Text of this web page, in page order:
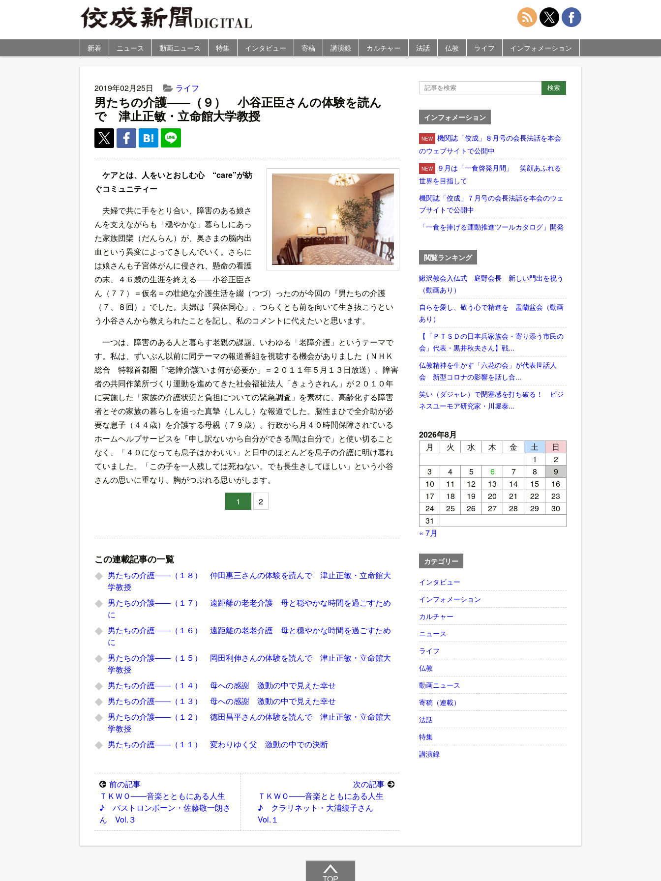
新着 ニュース 動画ニュース 特集 インタビュー 寄稿 講演録 カルチャー 法話 仏教 ライフ インフォメーション
2019年02月25日 ライフ
男たちの介護――（９） 小谷正臣さんの体験を読ん
で 津止正敏・立命館大学教授
ケアとは、人をいとおしむ心 “care”が紡
ぐコミュニティー
夫婦で共に手をとり合い、障害のある娘さ
んを支えながらも「穏やかな」暮らしにあっ
た家族団欒（だんらん）が、奥さまの脳内出
血という異変によってきしんでいく。さらに
は娘さんも子宮体がんに侵され、懸命の看護
の末、４６歳の生涯を終える――小谷正臣さ
ん（７７）＝仮名＝の壮絶な介護生活を綴（つづ）ったのが今回の『男たちの介護
（７、８回）』でした。夫婦は「異体同心」、つらくとも前を向いて生き抜こうとい
う小谷さんから教えられたことを記し、私のコメントに代えたいと思います。
一つは、障害のある人と暮らす老親の課題、いわゆる「老障介護」というテーマで
す。私は、ずいぶん以前に同テーマの報道番組を視聴する機会がありました（ＮＨＫ
総合 特報首都圏「“老障介護”いま何が必要か」＝２０１１年５月１３日放送）。障害
者の共同作業所づくり運動を進めてきた社会福祉法人「きょうされん」が２０１０年
に実施した「家族の介護状況と負担についての緊急調査」を素材に、高齢化する障害
者とその家族の暮らしを追った真摯（しんし）な報道でした。脳性まひで全介助が必
要な息子（４４歳）を介護する母親（７９歳）。行政から月４０時間保障されている
ホームヘルプサービスを「申し訳ないから自分ができる間は自分で」と使い切ること
なく、「４０になっても息子はかわいい」と日中のほとんどを息子の介護に明け暮れ
ていました。「この子を一人残しては死ねない。でも長生きしてほしい」という小谷
さんの思いに重なり、胸がつぶれる思いがします。
1
2
この連載記事の一覧
男たちの介護――（１８） 仲田惠三さんの体験を読んで 津止正敏・立命館大
学教授
男たちの介護――（１７） 遠距離の老老介護 母と穏やかな時間を過ごすため
に
男たちの介護――（１６） 遠距離の老老介護 母と穏やかな時間を過ごすため
に
男たちの介護――（１５） 岡田利伸さんの体験を読んで 津止正敏・立命館大
学教授
男たちの介護――（１４） 母への感謝 激動の中で見えた幸せ
男たちの介護――（１３） 母への感謝 激動の中で見えた幸せ
男たちの介護――（１２） 徳田昌平さんの体験を読んで 津止正敏・立命館大
学教授
男たちの介護――（１１） 変わりゆく父 激動の中での決断
前の記事
ＴＫＷＯ――音楽とともにある人生
♪ バストロンボーン・佐藤敬一朗さ
ん Vol.３
次の記事
ＴＫＷＯ――音楽とともにある人生
♪ クラリネット・大浦綾子さん
Vol.１
インフォメーション
NEW
機関誌「佼成」８月号の会長法話を本会
のウェブサイトで公開中
NEW
９月は「一食啓発月間」 笑顔あふれる
世界を目指して
機関誌「佼成」７月号の会長法話を本会のウェ
ブサイトで公開中
「一食を捧げる運動推進ツールカタログ」開発
閲覧ランキング
鰍沢教会入仏式 庭野会長 新しい門出を祝う
（動画あり）
自らを愛し、敬う心で精進を 盂蘭盆会（動画
あり）
【「ＰＴＳＤの日本兵家族会・寄り添う市民の
会」代表・黒井秋夫さん】戦...
仏教精神を生かす「六花の会」が代表世話人
会 新型コロナの影響を話し合...
笑い（ダジャレ）で閉塞感を打ち破る！ ビジ
ネスユーモア研究家・川堀泰...
2026年8月
月
火 水 木 金 土
日
1
2
3
4 5 6 7 8
9
10
11 12 13 14 15
16
17
18 19 20 21 22
23
24
25 26 27 28 29
30
31
« 7月
カテゴリー
インタビュー
インフォメーション
カルチャー
ニュース
ライフ
仏教
動画ニュース
寄稿（連載）
法話
特集
講演録